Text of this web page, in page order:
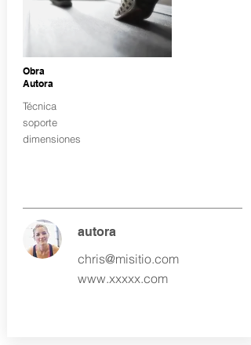
Obra
Autora
Técnica
soporte
dimensiones
autora
chris@misitio.com
www.xxxxx.com